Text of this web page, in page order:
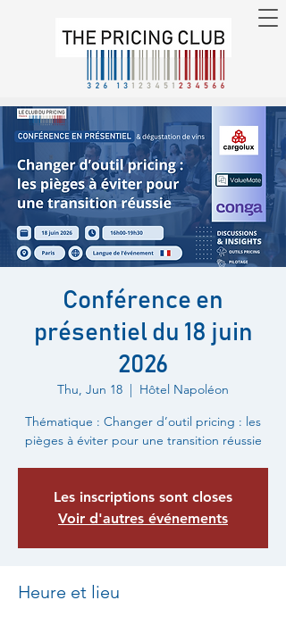
Conférence en
présentiel du 18 juin
2026
Thu, Jun 18
  |
Hôtel Napoléon
Thématique : Changer d’outil pricing : les
pièges à éviter pour une transition réussie
Les inscriptions sont closes
Voir d'autres événements
Heure et lieu